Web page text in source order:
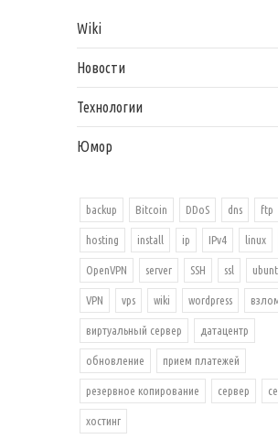
Wiki
Новости
Технологии
Юмор
backup Bitcoin DDoS dns ftp
hosting install ip IPv4 linux
OpenVPN server SSH ssl
VPN vps wiki wordpress
виртуальный сервер датацентр
обновление прием платежей
резервное копирование сервер
хостинг